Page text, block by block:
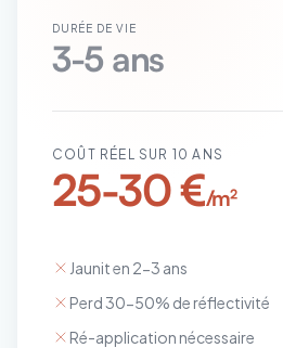
DURÉE DE VIE
3-5 ans
COÛT RÉEL SUR 10 ANS
25-30 €/m²
Jaunit en 2-3 ans
Perd 30-50% de réflectivité
Ré-application nécessaire